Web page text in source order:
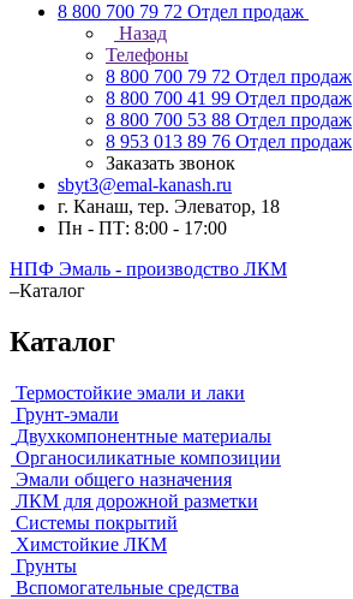
8 800 700 79 72 Отдел продаж
Назад
Телефоны
8 800 700 79 72 Отдел продаж
8 800 700 41 99 Отдел продаж
8 800 700 53 88 Отдел продаж
8 953 013 89 76 Отдел продаж
Заказать звонок
sbyt3@emal-kanash.ru
г. Канаш, тер. Элеватор, 18
Пн - ПТ: 8:00 - 17:00
НПФ Эмаль - производство ЛКМ
–Каталог
Каталог
Термостойкие эмали и лаки
Грунт-эмали
Двухкомпонентные материалы
Органосиликатные композиции
Эмали общего назначения
ЛКМ для дорожной разметки
Системы покрытий
Химстойкие ЛКМ
Грунты
Вспомогательные средства